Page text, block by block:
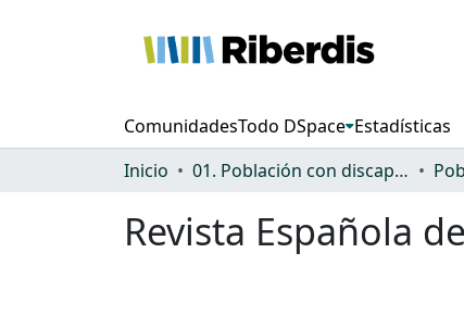
ComunidadesTodo DSpace Estadísticas
Inicio
01. Población con discapacidad: general
Revista Española